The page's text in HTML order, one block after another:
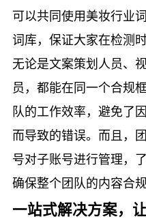
可以共同使用美妆行业
词库，保证大家在检测
无论是文案策划人员、
员，都能在同一个合规
队的工作效率，避免了
而导致的错误。而且，
号对子账号进行管理，
确保整个团队的内容合规
一站式解决方案，